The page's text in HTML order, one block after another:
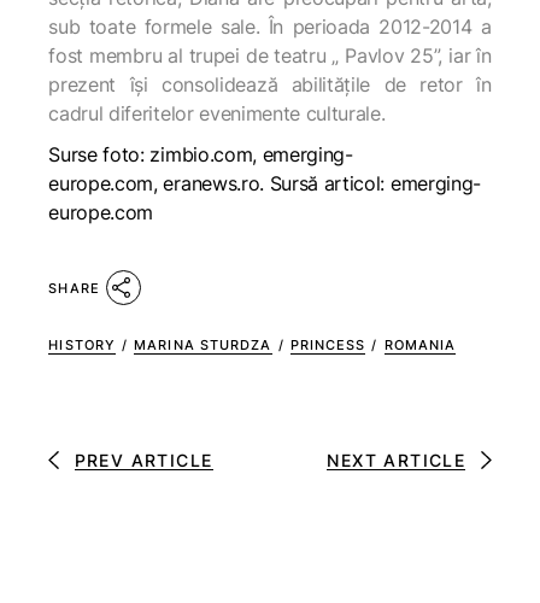
sub toate formele sale. În perioada 2012-2014 a
fost membru al trupei de teatru „ Pavlov 25”, iar în
prezent își consolidează abilitățile de retor în
cadrul diferitelor evenimente culturale.
Surse foto: zimbio.com, emerging-
europe.com, eranews.ro. Sursă articol: emerging-
europe.com
SHARE
HISTORY / MARINA STURDZA / PRINCESS / ROMANIA
PREV ARTICLE NEXT ARTICLE